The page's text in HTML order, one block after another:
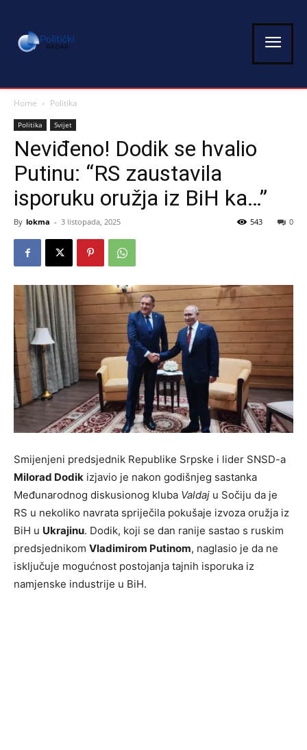
Home Politika
Politika Svijet
Neviđeno! Dodik se hvalio
Putinu: “RS zaustavila
isporuku oružja iz BiH ka…”
By lokma - 3 listopada, 2025 0
543
Smijenjeni predsjednik Republike Srpske i lider SNSD-a
Milorad Dodik izjavio je nakon godišnjeg sastanka
Međunarodnog diskusionog kluba Valdaj u Sočiju da je
RS u nekoliko navrata spriječila pokušaje izvoza oružja iz
BiH u Ukrajinu. Dodik, koji se dan ranije sastao s ruskim
predsjednikom Vladimirom Putinom, naglasio je da ne
isključuje mogućnost postojanja tajnih isporuka iz
namjenske industrije u BiH.